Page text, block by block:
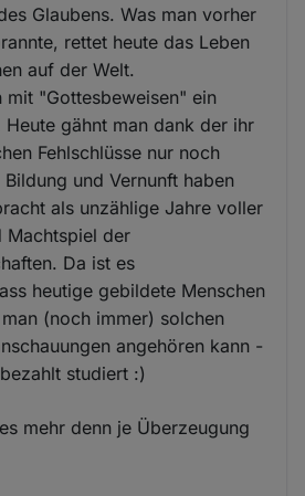
Glaubens. Was man vorher
rettet heute das Leben
auf der Welt.
mit "Gottesbeweisen" ein
Heute gähnt man dank der ihr
Fehlschlüsse nur noch
und Vernunft haben
als unzählige Jahre voller
Machtspiel der
Da ist es
heutige gebildete Menschen
(noch immer) solchen
angehören kann -
studiert :)
mehr denn je Überzeugung